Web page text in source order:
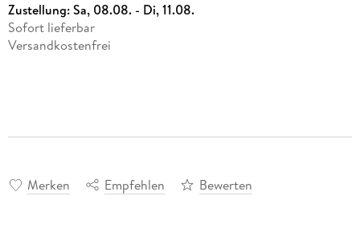
Zustellung:Sa, 08.08. - Di, 11.08.
Sofort lieferbar
Versandkostenfrei
Merken Empfehlen Bewerten